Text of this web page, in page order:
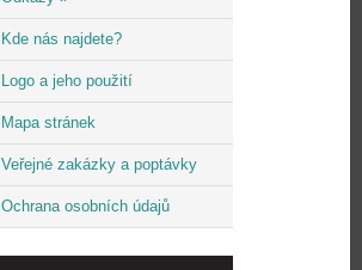
Kde nás najdete?
Logo a jeho použití
Mapa stránek
Veřejné zakázky a poptávky
Ochrana osobních údajů